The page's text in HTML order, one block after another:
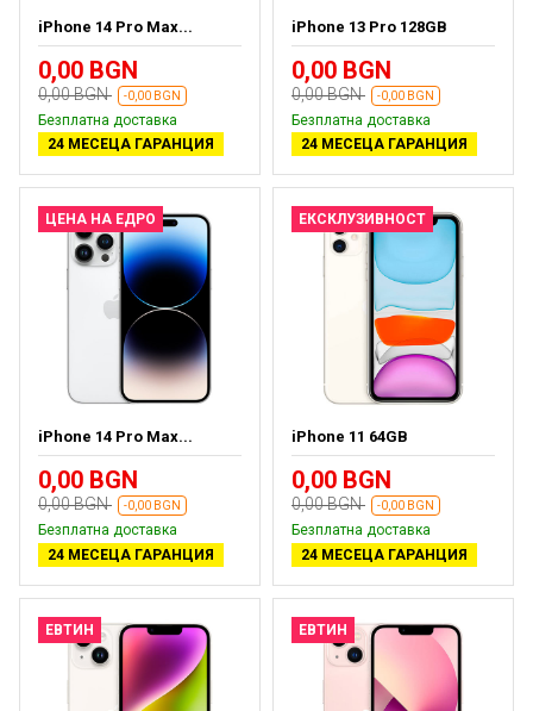
iPhone 14 Pro Max...
0,00 BGN
0,00 BGN -0,00 BGN
Безплатна доставка
24 МЕСЕЦА ГАРАНЦИЯ
iPhone 13 Pro 128GB
0,00 BGN
0,00 BGN -0,00 BGN
Безплатна доставка
24 МЕСЕЦА ГАРАНЦИЯ
ЦЕНА НА ЕДРО
iPhone 14 Pro Max...
0,00 BGN
0,00 BGN -0,00 BGN
Безплатна доставка
24 МЕСЕЦА ГАРАНЦИЯ
ЕКСКЛУЗИВНОСТ
iPhone 11 64GB
0,00 BGN
0,00 BGN -0,00 BGN
Безплатна доставка
24 МЕСЕЦА ГАРАНЦИЯ
ЕВТИН ЕВТИН